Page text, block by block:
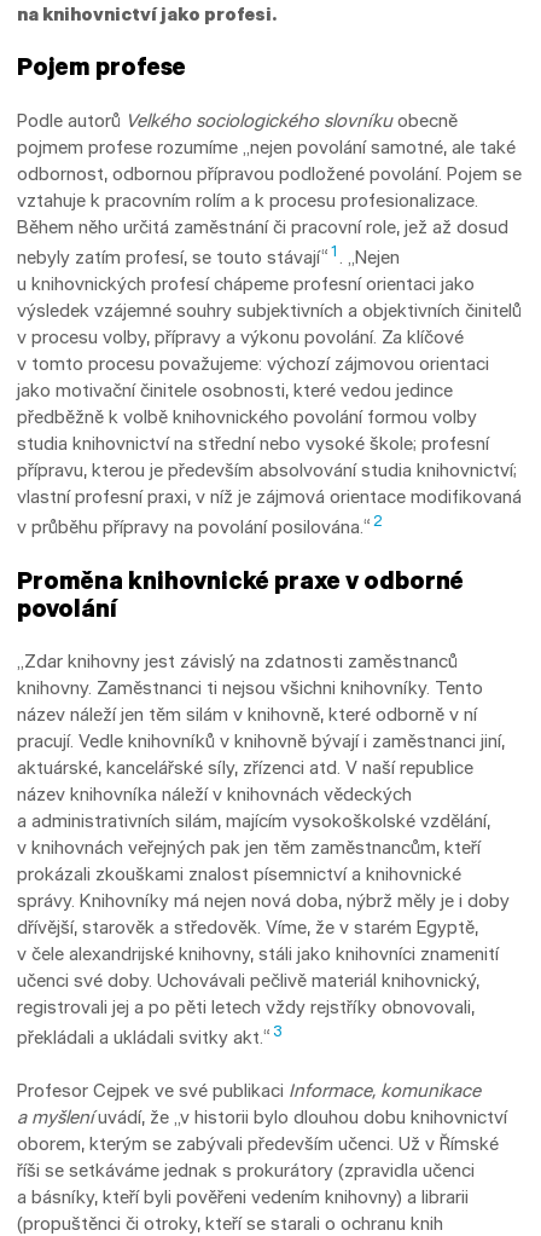
na knihovnictví jako profesi.
Pojem profese
Podle autorů Velkého sociologického slovníkuobecně
pojmem profese rozumíme „nejen povolání samotné, ale také
odbornost, odbornou přípravou podložené povolání. Pojem se
vztahuje k pracovním rolím a k procesu profesionalizace.
Během něho určitá zaměstnání či pracovní role, jež až dosud
nebyly zatím profesí, se touto stávají“ 1 . „Nejen
u knihovnických profesí chápeme profesní orientaci jako
výsledek vzájemné souhry subjektivních a objektivních činitelů
v procesu volby, přípravy a výkonu povolání. Za klíčové
v tomto procesu považujeme: výchozí zájmovou orientaci
jako motivační činitele osobnosti, které vedou jedince
předběžně k volbě knihovnického povolání formou volby
studia knihovnictví na střední nebo vysoké škole; profesní
přípravu, kterou je především absolvování studia knihovnictví;
vlastní profesní praxi, v níž je zájmová orientace modifikovaná
v průběhu přípravy na povolání posilována.“ 2
Proměna knihovnické praxe v odborné
povolání
„Zdar knihovny jest závislý na zdatnosti zaměstnanců
knihovny. Zaměstnanci ti nejsou všichni knihovníky. Tento
název náleží jen těm silám v knihovně, které odborně v ní
pracují. Vedle knihovníků v knihovně bývají i zaměstnanci jiní,
aktuárské, kancelářské síly, zřízenci atd. V naší republice
název knihovníka náleží v knihovnách vědeckých
a administrativních silám, majícím vysokoškolské vzdělání,
v knihovnách veřejných pak jen těm zaměstnancům, kteří
prokázali zkouškami znalost písemnictví a knihovnické
správy. Knihovníky má nejen nová doba, nýbrž měly je i doby
dřívější, sta­rověk a středověk. Víme, že v starém Egyptě,
v čele alexandrijské knihovny, stáli jako knihovníci znamenití
učenci své doby. Uchovávali pečlivě materiál knihovnický,
registrovali jej a po pěti letech vždy rejstříky obnovovali,
překládali a ukládali svitky akt.“ 3
Profesor Cejpek ve své publikaci Informace, komunikace
a myšleníuvádí, že „v historii bylo dlouhou dobu knihovnictví
oborem, kterým se zabývali především učenci. Už v Římské
říši se setkáváme jednak s prokurátory (zpravidla učenci
a básníky, kteří byli pověřeni vedením knihovny) a librarii
(propuštěnci či otroky, kte­ří se starali o ochranu knih